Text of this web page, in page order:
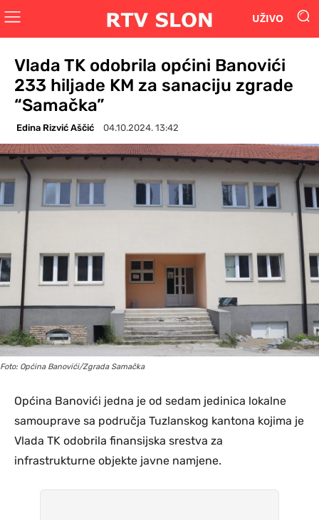
UŽIVO
Vlada TK odobrila općini Banovići
233 hiljade KM za sanaciju zgrade
“Samačka”
Edina Rizvić Aščić 04.10.2024. 13:42
Foto: Općina Banovići/Zgrada Samačka
Općina Banovići jedna je od sedam jedinica lokalne
samouprave sa područja Tuzlanskog kantona kojima je
Vlada TK odobrila finansijska srestva za
infrastrukturne objekte javne namjene.